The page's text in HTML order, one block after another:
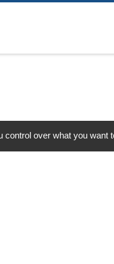
over what you want